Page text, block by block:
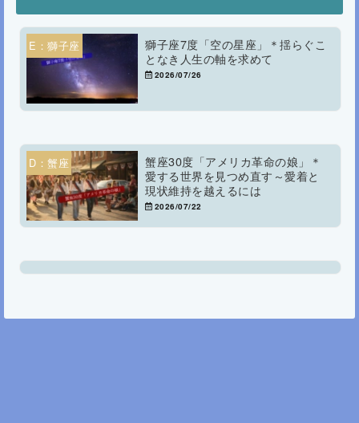
E：獅子座
獅子座7度「空の星座」＊揺らぐこ
となき人生の軸を求めて
2026/07/26
D：蟹座
蟹座30度「アメリカ革命の娘」＊
愛する世界を見つめ直す～愛着と
現状維持を越えるには
2026/07/22